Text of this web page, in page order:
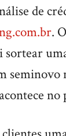
de
.
sortear
seminovo
no